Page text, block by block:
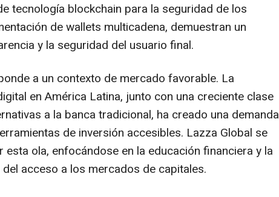
tecnología blockchain para la seguridad de los
de wallets multicadena, demuestran un
y la seguridad del usuario final.
a un contexto de mercado favorable. La
en América Latina, junto con una creciente clase
a la banca tradicional, ha creado una demanda
de inversión accesibles. Lazza Global se
esta ola, enfocándose en la educación financiera y la
acceso a los mercados de capitales.